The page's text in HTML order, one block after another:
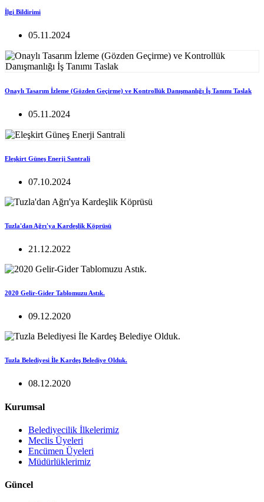
İlgi Bildirimi
05.11.2024
Onaylı Tasarım İzleme (Gözden Geçirme) ve Kontrollük Danışmanlığı İş Tanımı Taslak
05.11.2024
Eleşkirt Güneş Enerji Santrali
07.10.2024
Tuzla'dan Ağrı'ya Kardeşlik Köprüsü
21.12.2022
2020 Gelir-Gider Tablomuzu Astık.
09.12.2020
Tuzla Belediyesi İle Kardeş Belediye Olduk.
08.12.2020
Kurumsal
Belediyecilik İlkelerimiz
Meclis Üyeleri
Encümen Üyeleri
Müdürlüklerimiz
Güncel